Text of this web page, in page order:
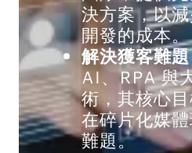
決方案，以
開發的成本。
解決獲客難題
AI、RPA 與
術，其核心
在碎片化媒
難題。